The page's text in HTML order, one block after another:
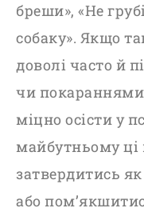
бреши», «Не
собаку». Якщо
доволі часто й
чи
міцно осісти у
майбутньому
затвердитись
або